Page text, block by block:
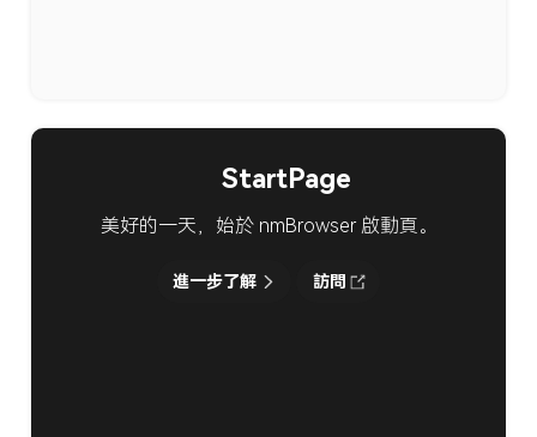
StartPage
美好的一天，始於 nmBrowser 啟動頁。
進一步了解 訪問